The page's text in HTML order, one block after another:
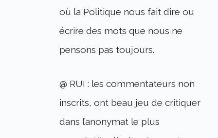
où la Politique nous fait dire ou
écrire des mots que nous ne
pensons pas toujours.
@ RUI : les commentateurs non
inscrits, ont beau jeu de critiquer
dans l’anonymat le plus